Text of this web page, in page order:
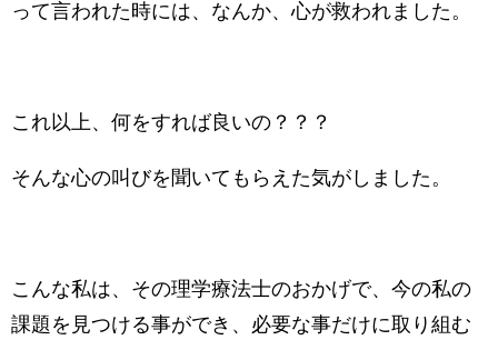
って言われた時には、なんか、心が救われました。
これ以上、何をすれば良いの？？？
そんな心の叫びを聞いてもらえた気がしました。
こんな私は、その理学療法士のおかげで、今の私の
課題を見つける事ができ、必要な事だけに取り組む